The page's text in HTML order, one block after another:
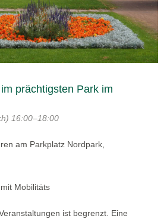
prächtigsten Park im
16:00–18:00
am Parkplatz Nordpark,
Mobilitäts
ist begrenzt. Eine